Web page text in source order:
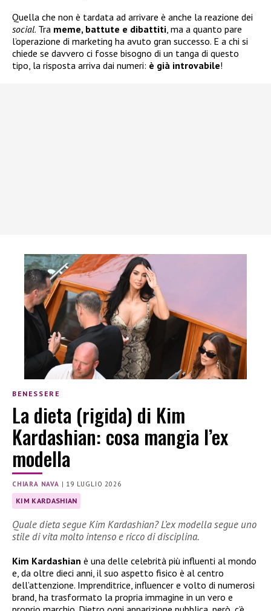
Quella che non è tardata ad arrivare è anche la reazione dei
social. Tra meme, battute e dibattiti, ma a quanto pare
l’operazione di marketing ha avuto gran successo. E a chi si
chiede se davvero ci fosse bisogno di un tanga di questo
tipo, la risposta arriva dai numeri: è già introvabile!
BENESSERE
La dieta (rigida) di Kim
Kardashian: cosa mangia l’ex
modella
CHIARA NAVA | 19 LUGLIO 2026
KIM KARDASHIAN
Quale dieta segue Kim Kardashian? L’ex modella segue uno
stile di vita molto intenso e ricco di disciplina.
Kim Kardashian è una delle celebrità più influenti al mondo
e, da oltre dieci anni, il suo aspetto fisico è al centro
dell’attenzione. Imprenditrice, influencer e volto di numerosi
brand, ha trasformato la propria immagine in un vero e